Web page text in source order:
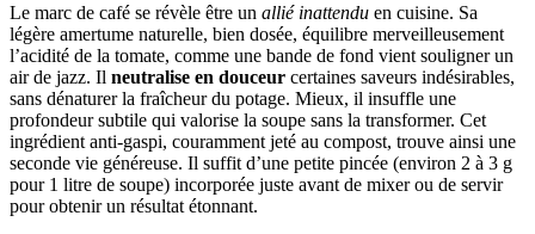
Le marc de café se révèle être un allié inattendu en cuisine. Sa
légère amertume naturelle, bien dosée, équilibre merveilleusement
l’acidité de la tomate, comme une bande de fond vient souligner un
air de jazz. Il neutralise en douceur certaines saveurs indésirables,
sans dénaturer la fraîcheur du potage. Mieux, il insuffle une
profondeur subtile qui valorise la soupe sans la transformer. Cet
ingrédient anti-gaspi, couramment jeté au compost, trouve ainsi une
seconde vie généreuse. Il suffit d’une petite pincée (environ 2 à 3 g
pour 1 litre de soupe) incorporée juste avant de mixer ou de servir
pour obtenir un résultat étonnant.